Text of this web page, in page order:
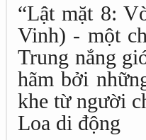
“Lật mặt 8:
Vinh) - một
Trung nắng
hãm bởi
khe từ người
Loa di động